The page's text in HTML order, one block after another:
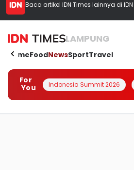
Baca artikel IDN Times lainnya di
LAMPUNG
HomeFoodNewsSportTravel
For
You
Indonesia Summit 2026